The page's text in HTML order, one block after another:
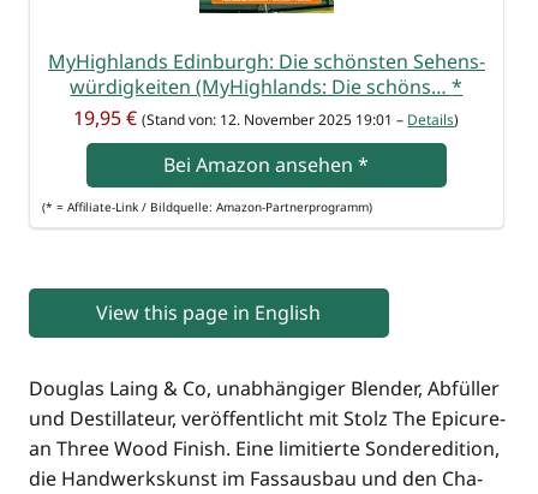
MyHigh­lands Edin­burgh: Die schöns­ten Sehens­
wür­dig­kei­ten (MyHigh­lands: Die schöns…*
19,95 € (Stand von: 12. Novem­ber 2025 19:01 – Details)
Bei Ama­zon anse­hen*
(* = Affi­lia­te-Link / Bild­quel­le: Amazon-Partnerprogramm)
View this page in English
Dou­glas Laing & Co, unab­hän­gi­ger Blen­der, Abfül­ler
und Destil­la­teur, ver­öf­fent­licht mit Stolz The Epi­cu­re­
an Three Wood Finish. Eine limi­tier­te Son­der­edi­ti­on,
die Hand­werks­kunst im Fass­aus­bau und den Cha­